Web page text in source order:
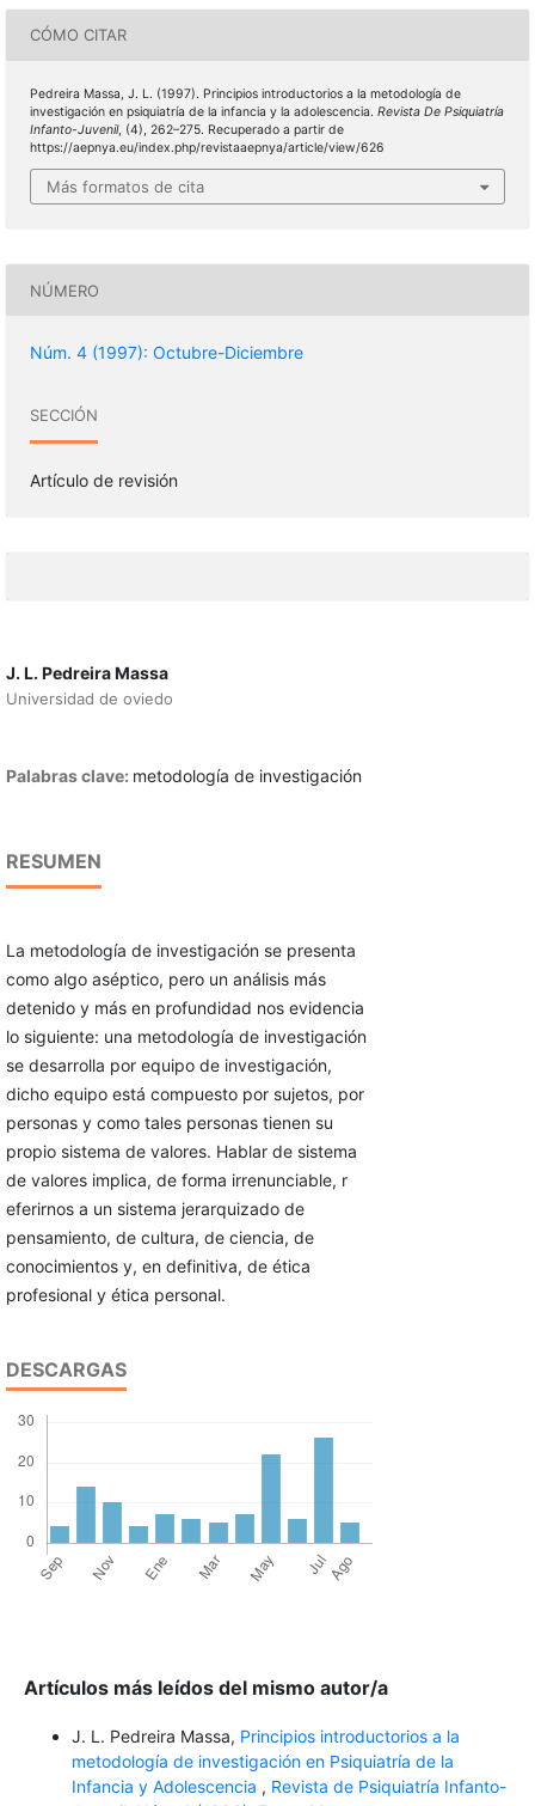
CÓMO CITAR
Pedreira Massa, J. L. (1997). Principios introductorios a la metodología de
investigación en psiquiatría de la infancia y la adolescencia. Revista De Psiquiatría
Infanto-Juvenil, (4), 262–275. Recuperado a partir de
https://aepnya.eu/index.php/revistaaepnya/article/view/626
Más formatos de cita
NÚMERO
Núm. 4 (1997): Octubre-Diciembre
SECCIÓN
Artículo de revisión
J. L. Pedreira Massa
Universidad de oviedo
Palabras clave: metodología de investigación
RESUMEN
La metodología de investigación se presenta
como algo aséptico, pero un análisis más
detenido y más en profundidad nos evidencia
lo siguiente: una metodología de investigación
se desarrolla por equipo de investigación,
dicho equipo está compuesto por sujetos, por
personas y como tales personas tienen su
propio sistema de valores. Hablar de sistema
de valores implica, de forma irrenunciable, r
eferirnos a un sistema jerarquizado de
pensamiento, de cultura, de ciencia, de
conocimientos y, en definitiva, de ética
profesional y ética personal.
DESCARGAS
Artículos más leídos del mismo autor/a
J. L. Pedreira Massa, Principios introductorios a la
metodología de investigación en Psiquiatría de la
Infancia y Adolescencia , Revista de Psiquiatría Infanto-